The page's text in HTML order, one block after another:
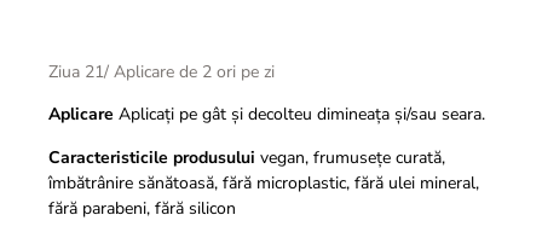
Ziua 21/ Aplicare de 2 ori pe zi
Aplicare Aplicați pe gât și decolteu dimineața și/sau seara.
Caracteristicile produsului vegan, frumusețe curată,
îmbătrânire sănătoasă, fără microplastic, fără ulei mineral,
fără parabeni, fără silicon